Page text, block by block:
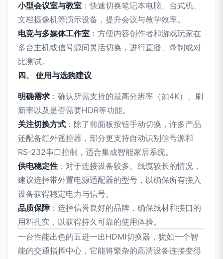
小型会议室与教室 ：快速切换笔记本电脑、台式机、
文档摄像机等演示设备，提升会议与教学效率。
电竞与多媒体工作室 ：方便内容创作者和游戏玩家在
多台主机或信号源间灵活切换，进行直播、录制或对
比测试。
四、 使用与选购建议
明确需求 ：确认所需支持的最高分辨率（如4K）、刷
新率以及是否需要HDR等功能。
关注切换方式 ：除了前面板按钮手动切换，许多产品
还配备红外遥控器，部分更支持自动识别信号源和
RS-232串口控制，适合集成智能家居系统。
供电稳定性 ：对于连接设备较多、线缆较长的情况，
建议选择带外置电源适配器的型号，以确保所有接入
设备获得稳定电力与信号。
品质保障：选择信誉良好的品牌，确保线材和接口的
用料扎实，以获得持久可靠的使用体验。
一台性能出色的五进一出HDMI切换器，犹如一个智
能的交通指挥中心，它能将繁杂的高清设备连接变得